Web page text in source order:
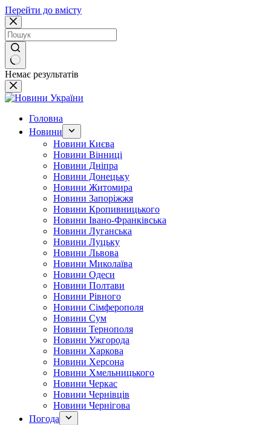
Перейти до вмісту
Немає результатів
Головна
Новини
Новини Києва
Новини Вінниці
Новини Дніпра
Новини Донецьку
Новини Житомира
Новини Запоріжжя
Новини Кропивницького
Новини Івано-Франківська
Новини Луганська
Новини Луцьку
Новини Львова
Новини Миколаїва
Новини Одеси
Новини Полтави
Новини Рівного
Новини Сімферополя
Новини Сум
Новини Тернополя
Новини Ужгорода
Новини Харкова
Новини Херсона
Новини Хмельницького
Новини Черкас
Новини Чернівців
Новини Чернігова
Погода